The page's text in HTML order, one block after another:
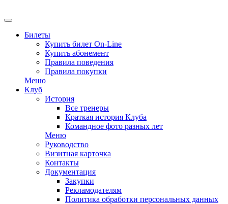
Билеты
Купить билет On-Line
Купить абонемент
Правила поведения
Правила покупки
Меню
Клуб
История
Все тренеры
Краткая история Клуба
Командное фото разных лет
Меню
Руководство
Визитная карточка
Контакты
Документация
Закупки
Рекламодателям
Политика обработки персональных данных